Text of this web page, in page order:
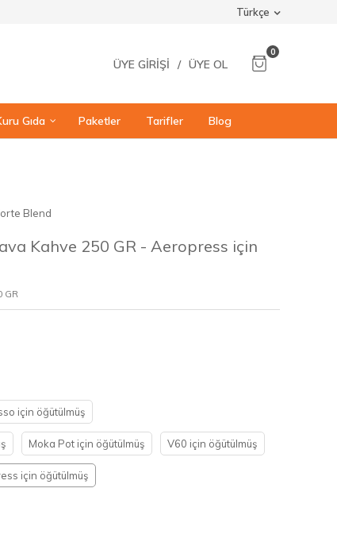
Türkçe
ÜYE GIRIŞI / ÜYE OL
0
Gıda Paketler Tarifler Blog
Blend
Kahve 250 GR - Aeropress için
GR
için öğütülmüş
Moka Pot için öğütülmüş V60 için öğütülmüş
için öğütülmüş